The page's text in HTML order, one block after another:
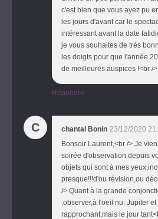
c'est bien que vous ayez pu
les jours d'avant car le
intéressant avant la date
je vous souhaites de très
les doigts pour que l'année
de meilleures auspices !<br />
Répondre
C chantal Bonin 23/12/2020
Bonsoir Laurent,<br /> Je
soirée d'observation depuis
objets qui sont à mes
presque!!!d'ou révision,ou
/> Quant à la grande
,observer,à l'oeil nu: Jupiter
rapprochant,mais le jour